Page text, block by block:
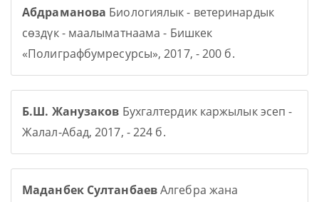
Абдраманова Биологиялык - ветеринардык
сөздүк - маалыматнаама - Бишкек
«Полиграфбумресурсы», 2017, - 200 б.
Б.Ш. Жанузаков Бухгалтердик каржылык эсеп -
Жалал-Абад, 2017, - 224 б.
Маданбек СултанбаевАлгебра жана